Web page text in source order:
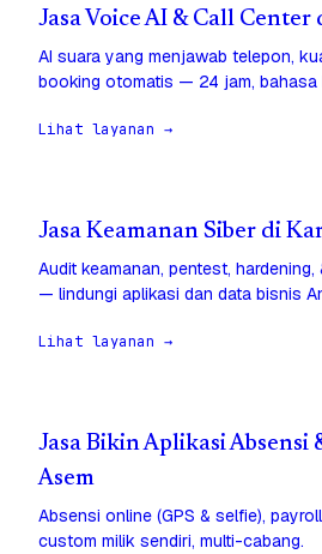
Jasa Voice AI & Call Center
AI suara yang menjawab telepon,
booking otomatis — 24 jam, bahasa
Lihat layanan →
Jasa Keamanan Siber di
Audit keamanan, pentest, hardening,
— lindungi aplikasi dan data bisnis
Lihat layanan →
Jasa Bikin Aplikasi Absensi
Asem
Absensi online (GPS & selfie),
custom milik sendiri, multi-cabang.